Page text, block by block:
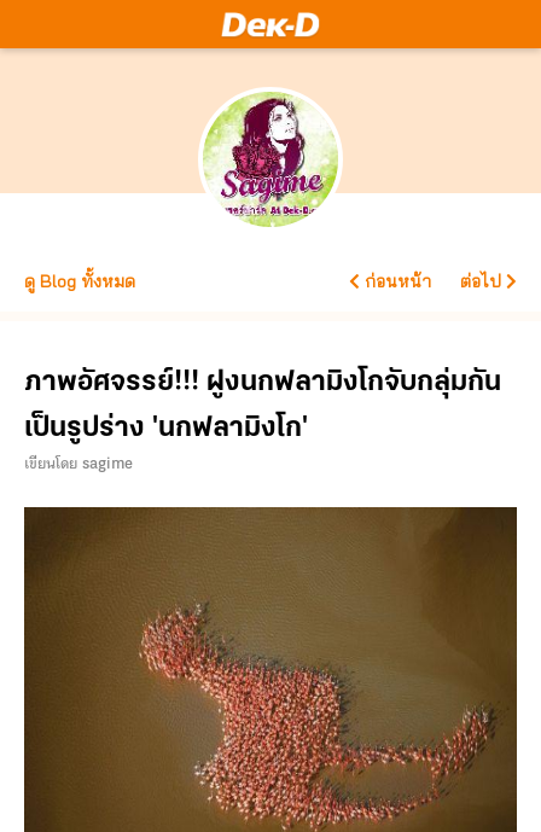
ดู Blog ทั้งหมด ก่อนหน้า ต่อไป
ภาพอัศจรรย์!!! ฝูงนกฟลามิงโกจับกลุ่มกัน
เป็นรูปร่าง 'นกฟลามิงโก'
เขียนโดยsagime